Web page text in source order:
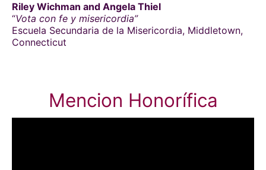
Riley Wichman and Angela Thiel
“Vota con fe y misericordia”
Escuela Secundaria de la Misericordia, Middletown,
Connecticut
Mencion Honorífica